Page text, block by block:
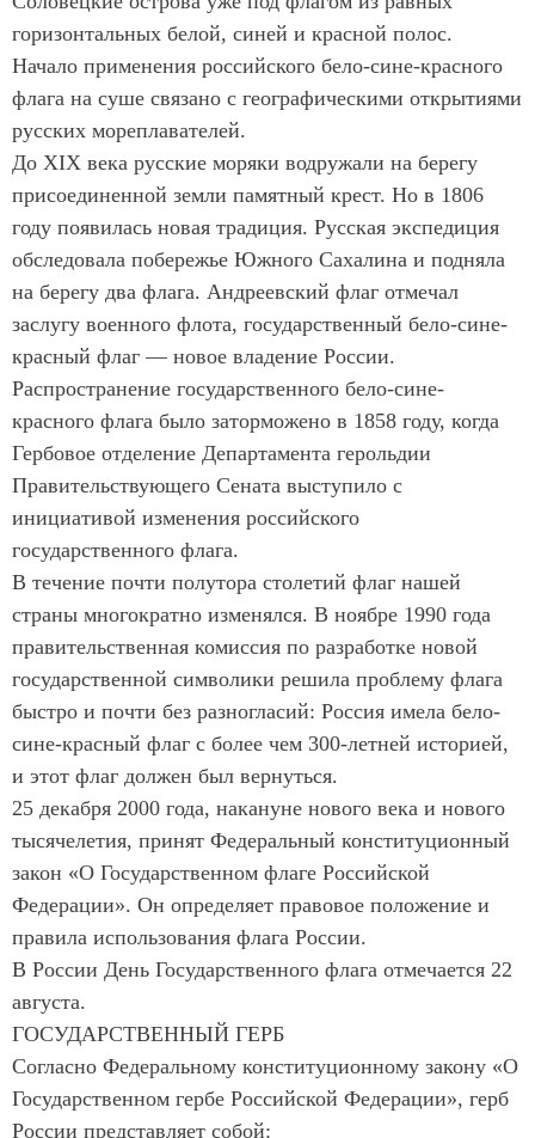
горизонтальных белой, синей и красной полос.
Начало применения российского бело-сине-красного
флага на суше связано с географическими открытиями
русских мореплавателей.
До XIX века русские моряки водружали на берегу
присоединенной земли памятный крест. Но в 1806
году появилась новая традиция. Русская экспедиция
обследовала побережье Южного Сахалина и подняла
на берегу два флага. Андреевский флаг отмечал
заслугу военного флота, государственный бело-сине-
красный флаг — новое владение России.
Распространение государственного бело-сине-
красного флага было заторможено в 1858 году, когда
Гербовое отделение Департамента герольдии
Правительствующего Сената выступило с
инициативой изменения российского
государственного флага.
В течение почти полутора столетий флаг нашей
страны многократно изменялся. В ноябре 1990 года
правительственная комиссия по разработке новой
государственной символики решила проблему флага
быстро и почти без разногласий: Россия имела бело-
сине-красный флаг с более чем 300-летней историей,
и этот флаг должен был вернуться.
25 декабря 2000 года, накануне нового века и нового
тысячелетия, принят Федеральный конституционный
закон «О Государственном флаге Российской
Федерации». Он определяет правовое положение и
правила использования флага России.
В России День Государственного флага отмечается 22
августа.
ГОСУДАРСТВЕННЫЙ ГЕРБ
Согласно Федеральному конституционному закону «О
Государственном гербе Российской Федерации», герб
России представляет собой: